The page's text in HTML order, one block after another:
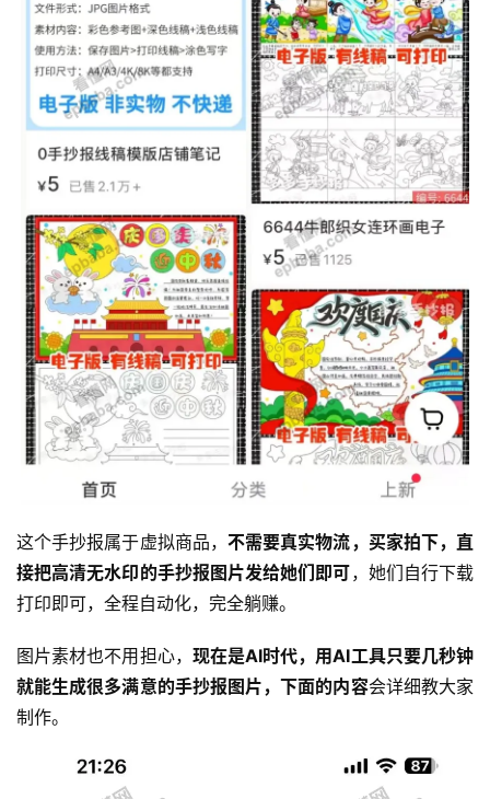
这个手抄报属于虚拟商品， 不需要真实物流，买家拍下，直
接把高清无水印的手抄报图片发给她们即可，她们自行下载
打印即可，全程自动化，完全躺赚。
图片素材也不用担心， 现在是AI时代，用AI工具只要几秒钟
就能生成很多满意的手抄报图片，下面的内容会详细教大家
制作。